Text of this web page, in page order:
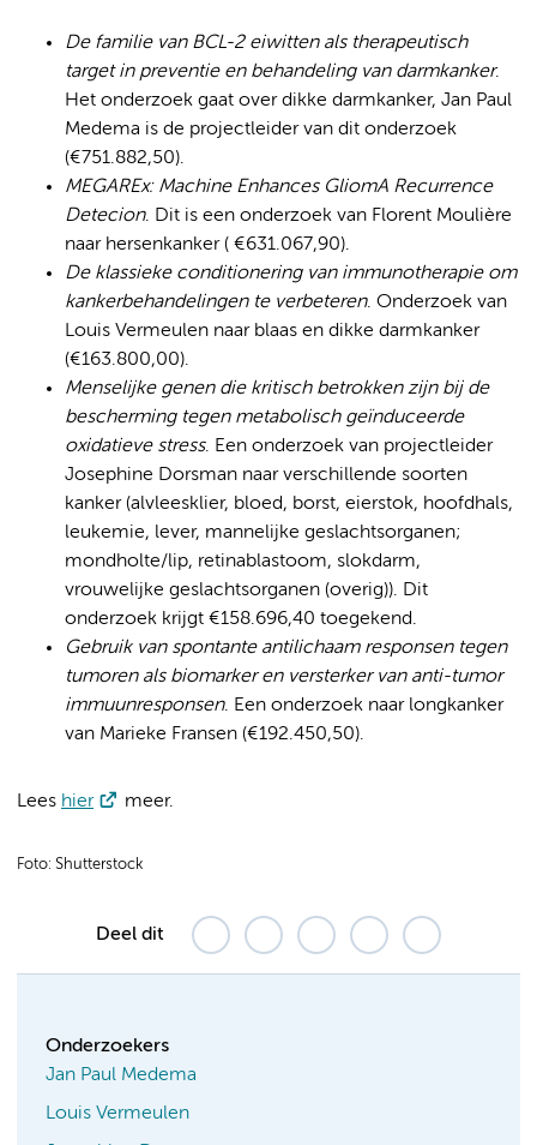
De familie van BCL-2 eiwitten als therapeutisch
target in preventie en behandeling van darmkanker.
Het onderzoek gaat over dikke darmkanker, Jan Paul
Medema is de projectleider van dit onderzoek
(€751.882,50).
MEGAREx: Machine Enhances GliomA Recurrence
Detecion. Dit is een onderzoek van Florent Moulière
naar hersenkanker ( €631.067,90).
De klassieke conditionering van immunotherapie om
kankerbehandelingen te verbeteren. Onderzoek van
Louis Vermeulen naar blaas en dikke darmkanker
(€163.800,00).
Menselijke genen die kritisch betrokken zijn bij de
bescherming tegen metabolisch geïnduceerde
oxidatieve stress. Een onderzoek van projectleider
Josephine Dorsman naar verschillende soorten
kanker (alvleesklier, bloed, borst, eierstok, hoofdhals,
leukemie, lever, mannelijke geslachtsorganen;
mondholte/lip, retinablastoom, slokdarm,
vrouwelijke geslachtsorganen (overig)). Dit
onderzoek krijgt €158.696,40 toegekend.
Gebruik van spontante antilichaam responsen tegen
tumoren als biomarker en versterker van anti-tumor
immuunresponsen. Een onderzoek naar longkanker
van Marieke Fransen (€192.450,50).
Lees hier meer.
Foto: Shutterstock
Deel dit
Onderzoekers
Jan Paul Medema
Louis Vermeulen